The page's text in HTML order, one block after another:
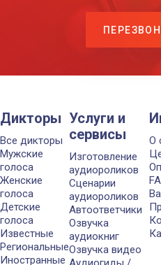
Дикторы
Все дикторы
Мужские
голоса
Женские
голоса
Детские
голоса
Известные
Региональные
Иностранные
Услуги и
сервисы
Изготовление
аудиороликов
Сценарии
аудиороликов
Автоответчики
Озвучка
аудиокниг
Озвучка видео
О